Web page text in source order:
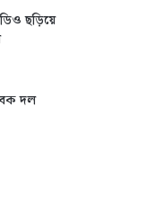
ছড়িয়ে
দল